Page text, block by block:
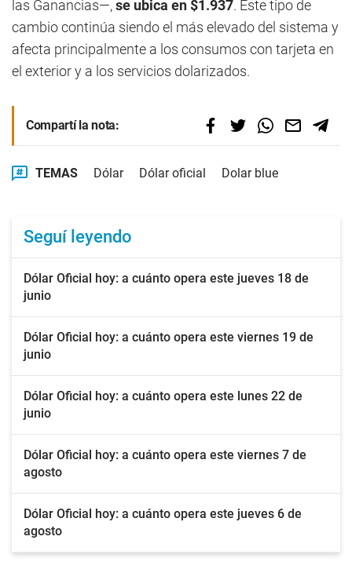
las Ganancias—,se ubica en $1.937. Este tipo de
cambio continúa siendo el más elevado del sistema y
afecta principalmente a los consumos con tarjeta en
el exterior y a los servicios dolarizados.
Compartí la nota:
TEMAS Dólar Dólar oficial Dolar blue
Seguí leyendo
Dólar Oficial hoy: a cuánto opera este jueves 18 de
junio
Dólar Oficial hoy: a cuánto opera este viernes 19 de
junio
Dólar Oficial hoy: a cuánto opera este lunes 22 de
junio
Dólar Oficial hoy: a cuánto opera este viernes 7 de
agosto
Dólar Oficial hoy: a cuánto opera este jueves 6 de
agosto